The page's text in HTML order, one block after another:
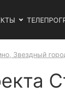
Звездный